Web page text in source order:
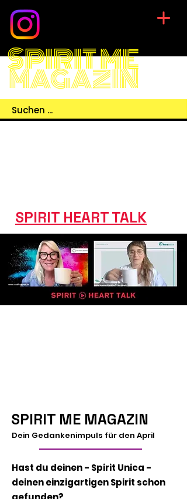
SPIRIT ME
MAGAZIN
SPIRIT HEART TALK
SPIRIT ME MAGAZIN
Dein Gedankenimpuls für den April
Hast du deinen - Spirit Unica -
deinen einzigartigen Spirit schon